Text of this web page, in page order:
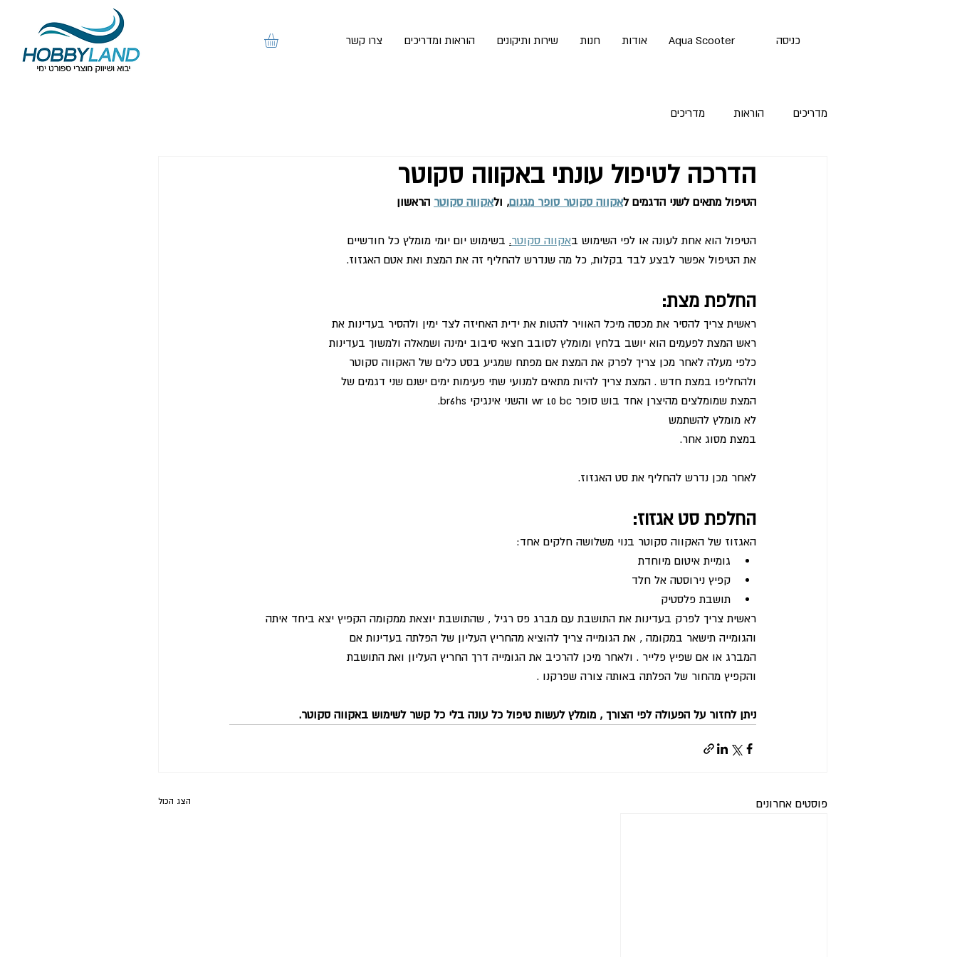
Aqua Scooter אודות חנות שירות ותיקונים הוראות ומדריכים צרו קשר כניסה
מדריכים הוראות מדריכים
הדרכה לטיפול עונתי באקווה סקוטר
הטיפול מתאים לשני הדגמים לאקווה סקוטר סופר מגנום, ולאקווה סקוטר הראשון
הטיפול הוא אחת לעונה או לפי השימוש באקווה סקוטר. בשימוש יום יומי מומלץ כל חודשיים
את הטיפול אפשר לבצע לבד בקלות, כל מה שנדרש להחליף זה את המצת ואת אטם האגזוז.
החלפת מצת:
ראשית צריך להסיר את מכסה מיכל האוויר להטות את ידית האחיזה לצד ימין ולהסיר בעדינות את
ראש המצת לפעמים הוא יושב בלחץ ומומלץ לסובב חצאי סיבוב ימינה ושמאלה ולמשוך בעדינות
כלפי מעלה לאחר מכן צריך לפרק את המצת אם מפתח שמגיע בסט כלים של האקווה סקוטר
ולהחליפו במצת חדש . המצת צריך להיות מתאים למנועי שתי פעימות ימים ישנם שני דגמים של
המצת שמומלצים מהיצרן אחד בוש סופר wr 10 bc והשני אינגיקי br6hs.
לא מומלץ להשתמש
במצת מסוג אחר.
לאחר מכן נדרש להחליף את סט האגזוז.
החלפת סט אגזוז:
האגזוז של האקווה סקוטר בנוי משלושה חלקים אחד:
גומיית איטום מיוחדת
קפיץ נירוסטה אל חלד
תושבת פלסטיק
ראשית צריך לפרק בעדינות את התושבת עם מברג פס רגיל , שהתושבת יוצאת ממקומה הקפיץ יצא ביחד איתה
והגומייה תישאר במקומה , את הגומייה צריך להוציא מהחריץ העליון של הפלתה בעדינות אם
המברג או אם שפיץ פלייר . ולאחר מיכן להרכיב את הגומייה דרך החריץ העליון ואת התושבת
והקפיץ מהחור של הפלתה באותה צורה שפרקנו .
ניתן לחזור על הפעולה לפי הצורך , מומלץ לעשות טיפול כל עונה בלי כל קשר לשימוש באקווה סקוטר.
פוסטים אחרונים הצג הכול